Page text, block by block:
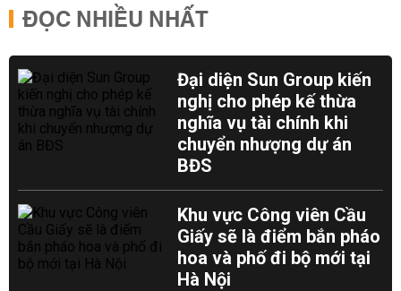
ĐỌC NHIỀU NHẤT
Đại diện Sun Group kiến
nghị cho phép kế thừa
nghĩa vụ tài chính khi
chuyển nhượng dự án
BĐS
Khu vực Công viên Cầu
Giấy sẽ là điểm bắn pháo
hoa và phố đi bộ mới tại
Hà Nội